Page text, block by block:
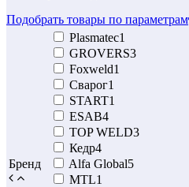
Подобрать товары по параметрам
Бренд
Plasmatec1
GROVERS3
Foxweld1
Сварог1
START1
ESAB4
TOP WELD3
Кедр4
Alfa Global5
MTL1